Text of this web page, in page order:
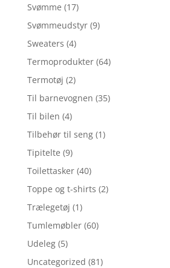
Svømme (17)
Svømmeudstyr (9)
Sweaters (4)
Termoprodukter (64)
Termotøj (2)
Til barnevognen (35)
Til bilen (4)
Tilbehør til seng (1)
Tipitelte (9)
Toilettasker (40)
Toppe og t-shirts (2)
Trælegetøj (1)
Tumlemøbler (60)
Udeleg (5)
Uncategorized (81)